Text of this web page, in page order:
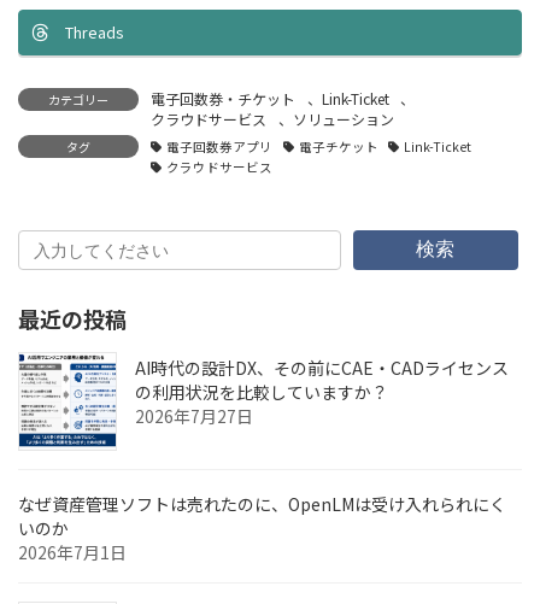
Threads
カテゴリー 電子回数券・チケット 、 Link-Ticket
、
クラウドサービス
、 ソリューション
タグ 電子回数券アプリ 電子チケット
Link-Ticket
クラウドサービス
検索
最近の投稿
AI時代の設計DX、その前にCAE・CADライセンス
の利用状況を比較していますか？
2026年7月27日
なぜ資産管理ソフトは売れたのに、OpenLMは受け入れられにく
いのか
2026年7月1日